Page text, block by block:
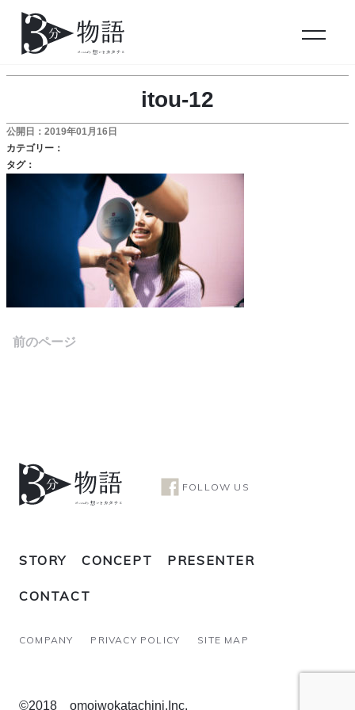
itou-12
公開日：2019年01月16日
カテゴリー：
タグ：
前のページ
FOLLOW US
STORY CONCEPT PRESENTER
CONTACT
COMPANY PRIVACY POLICY SITE MAP
©2018 omoiwokatachini.Inc.